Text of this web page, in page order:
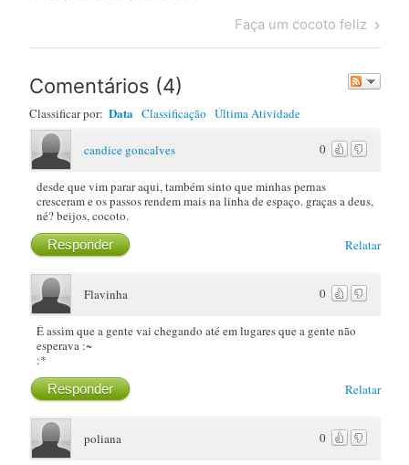
Next
Post
Faça um cocoto feliz
Comentários (4)
Classificar por: Data Classificação Última Atividade
0
candice goncalves
desde que vim parar aqui, também sinto que minhas pernas
cresceram e os passos rendem mais na linha de espaço. graças a deus,
né? beijos, cocoto.
Relatar
Responder
0
Flavinha
É assim que a gente vai chegando até em lugares que a gente não
esperava :~
:*
Relatar
Responder
0
poliana